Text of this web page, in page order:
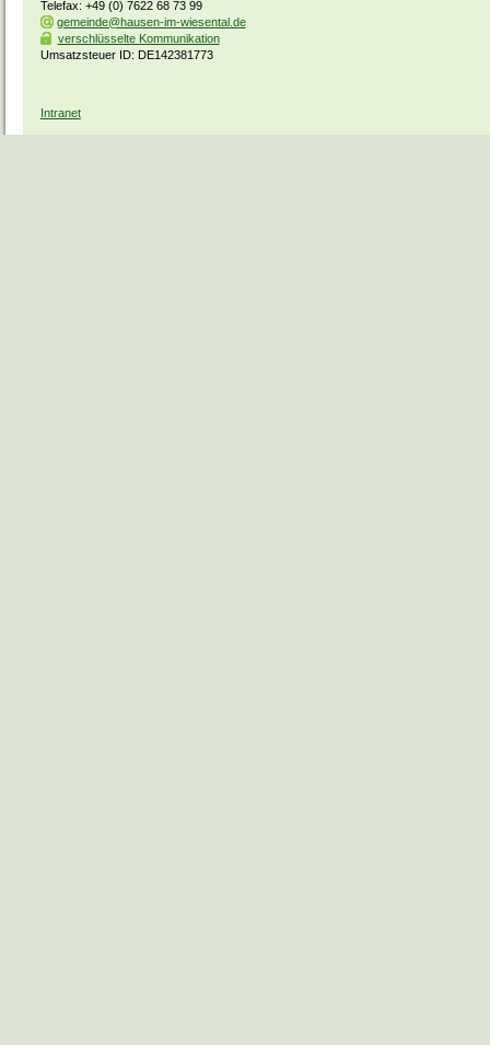
Telefax: +49 (0) 7622 68 73 99
gemeinde@hausen-im-wiesental.de
verschlüsselte Kommunikation
Umsatzsteuer ID: DE142381773
Intranet